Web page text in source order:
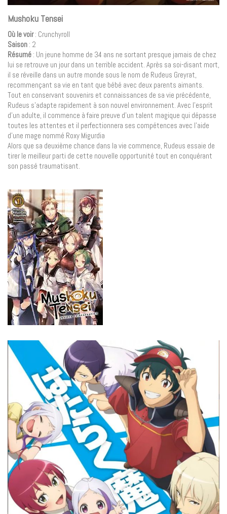
Mushoku Tensei
Où le voir: Crunchyroll
Saison : 2
Résumé : Un jeune homme de 34 ans ne sortant presque jamais de chez
lui se retrouve un jour dans un terrible accident. Après sa soi-disant mort,
il se réveille dans un autre monde sous le nom de Rudeus Greyrat,
recommençant sa vie en tant que bébé avec deux parents aimants.
Tout en conservant souvenirs et connaissances de sa vie précédente,
Rudeus s’adapte rapidement à son nouvel environnement. Avec l’esprit
d’un adulte, il commence à faire preuve d’un talent magique qui dépasse
toutes les attentes et il perfectionnera ses compétences avec l’aide
d’une mage nommé Roxy Migurdia
Alors que sa deuxième chance dans la vie commence, Rudeus essaie de
tirer le meilleur parti de cette nouvelle opportunité tout en conquérant
son passé traumatisant.